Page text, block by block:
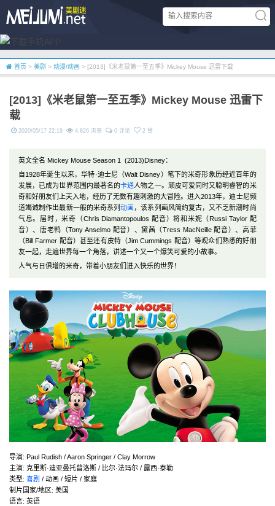
首页 > 美剧 > 动漫/动画 > [2013]《米老鼠第一至五季》Mickey Mouse 迅雷下载
[2013]《米老鼠第一至五季》Mickey Mouse 迅雷下
载
2020/05/17 22:19 4,826 浏览 0 评论 2 赞
英文全名 Mickey Mouse Season 1 (2013)Disney：
自1928年诞生以来，华特·迪士尼（Walt Disney）笔下的米奇形象历经近百年的
发展，已成为世界范围内最著名的卡通人物之一。顽皮可爱同时又聪明睿智的米
奇和好朋友们上天入地，经历了无数有趣刺激的大冒险。进入2013年，迪士尼频
道竭诚制作出最新一般的米奇系列动画 ，该系列画风简约复古，又不乏新潮时尚
气息。届时，米奇（Chris Diamantopoulos 配音）将和米妮（Russi Taylor 配
音）、唐老鸭（Tony Anselmo 配音）、黛茜（Tress MacNeille 配音）、高菲
（Bill Farmer 配音）甚至还有皮特（Jim Cummings 配音）等观众们熟悉的好朋
友一起，走遍世界每一个角落，讲述一个又一个爆笑可爱的小故事。
人气与日俱增的米奇，带着小朋友们进入快乐的世界！
导演: Paul Rudish / Aaron Springer / Clay Morrow
主演: 克里斯·迪亚曼托普洛斯 / 比尔·法玛尔 / 露西·泰勒
类型: 喜剧 / 动画 / 短片 / 家庭
制片国家/地区: 美国
语言: 英语